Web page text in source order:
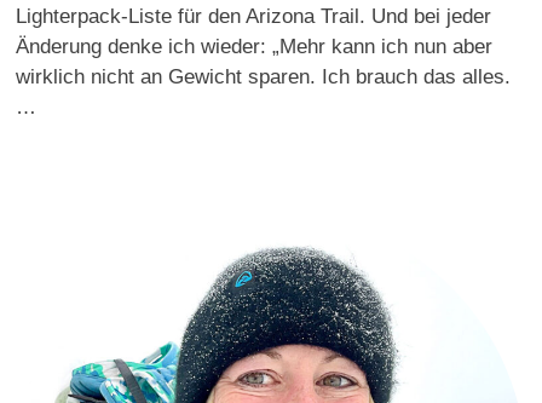
Lighterpack-Liste für den Arizona Trail. Und bei jeder
Änderung denke ich wieder: „Mehr kann ich nun aber
wirklich nicht an Gewicht sparen. Ich brauch das alles.
…